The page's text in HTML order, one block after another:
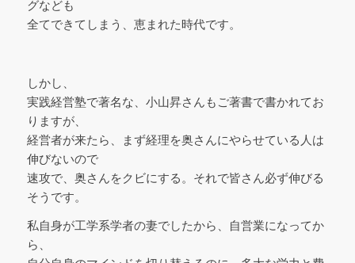
グなども
全てできてしまう、恵まれた時代です。
しかし、
実践経営塾で著名な、小山昇さんもご著書で書かれてお
りますが、
経営者が来たら、まず経理を奥さんにやらせている人は
伸びないので
速攻で、奥さんをクビにする。それで皆さん必ず伸びる
そうです。
私自身が工学系学者の妻でしたから、自営業になってか
ら、